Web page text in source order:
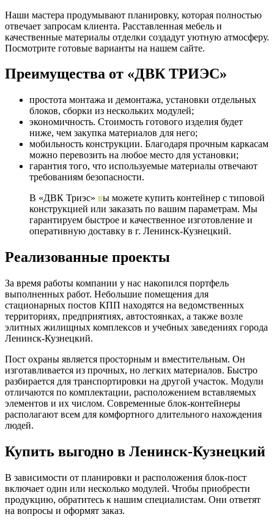
Наши мастера продумывают планировку, которая полностью
отвечает запросам клиента. Расставленная мебель и
качественные материалы отделки создадут уютную атмосферу.
Посмотрите готовые варианты на нашем сайте.
Преимущества от «ДВК ТРИЭС»
простота монтажа и демонтажа, установки отдельных
блоков, сборки из нескольких модулей;
экономичность. Стоимость готового изделия будет
ниже, чем закупка материалов для него;
мобильность конструкции. Благодаря прочным каркасам
можно перевозить на любое место для установки;
гарантия того, что используемые материалы отвечают
требованиям безопасности.
В «ДВК Триэс» вы можете купить контейнер с типовой
конструкцией или заказать по вашим параметрам. Мы
гарантируем быстрое и качественное изготовление и
оперативную доставку в г. Ленинск-Кузнецкий.
Реализованные проекты
За время работы компании у нас накопился портфель
выполненных работ. Небольшие помещения для
стационарных постов КПП находятся на ведомственных
территориях, предприятиях, автостоянках, а также возле
элитных жилищных комплексов и учебных заведениях города
Ленинск-Кузнецкий.
Пост охраны является просторным и вместительным. Он
изготавливается из прочных, но легких материалов. Быстро
разбирается для транспортировки на другой участок. Модули
отличаются по комплектации, расположением вставляемых
элементов и их числом. Современные блок-контейнеры
располагают всем для комфортного длительного нахождения
людей.
Купить выгодно в Ленинск-Кузнецкий
В зависимости от планировки и расположения блок-пост
включает один или несколько модулей. Чтобы приобрести
продукцию, обратитесь к нашим специалистам. Они ответят
на вопросы и оформят заказ.